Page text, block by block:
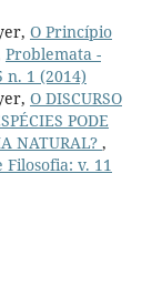
O Princípio
Problemata -
n. 1 (2014)
O DISCURSO
PODE
NATURAL? ,
v. 11